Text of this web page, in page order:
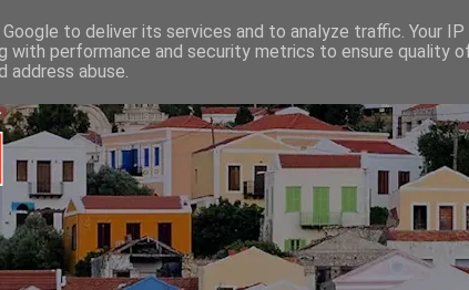
to deliver its services and to analyze traffic. Your
with performance and security metrics to ensure quality
abuse.